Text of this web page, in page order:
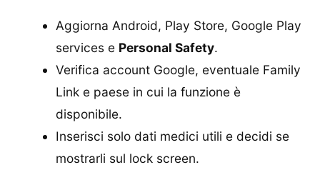
Aggiorna Android, Play Store, Google Play
services e Personal Safety.
Verifica account Google, eventuale Family
Link e paese in cui la funzione è
disponibile.
Inserisci solo dati medici utili e decidi se
mostrarli sul lock screen.